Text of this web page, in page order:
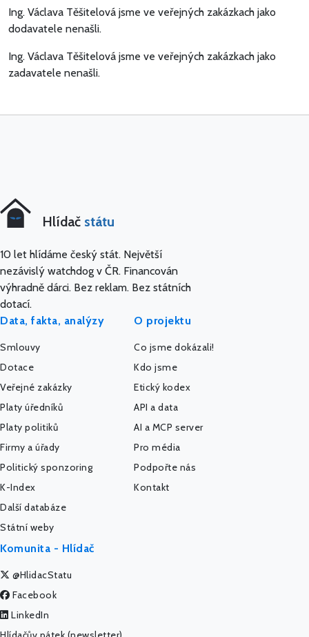
Ing. Václava Těšitelová jsme ve veřejných zakázkach jako
dodavatele nenašli.
Ing. Václava Těšitelová jsme ve veřejných zakázkach jako
zadavatele nenašli.
Hlídač státu
10 let hlídáme český stát. Největší
nezávislý watchdog v ČR. Financován
výhradně dárci. Bez reklam. Bez státních
dotací.
Data, fakta, analýzy
Smlouvy
Dotace
Veřejné zakázky
Platy úředníků
Platy politiků
Firmy a úřady
Politický sponzoring
K-Index
Další databáze
Státní weby
O projektu
Co jsme dokázali!
Kdo jsme
Etický kodex
API a data
AI a MCP server
Pro média
Podpořte nás
Kontakt
Komunita - Hlídač
@HlidacStatu
Facebook
LinkedIn